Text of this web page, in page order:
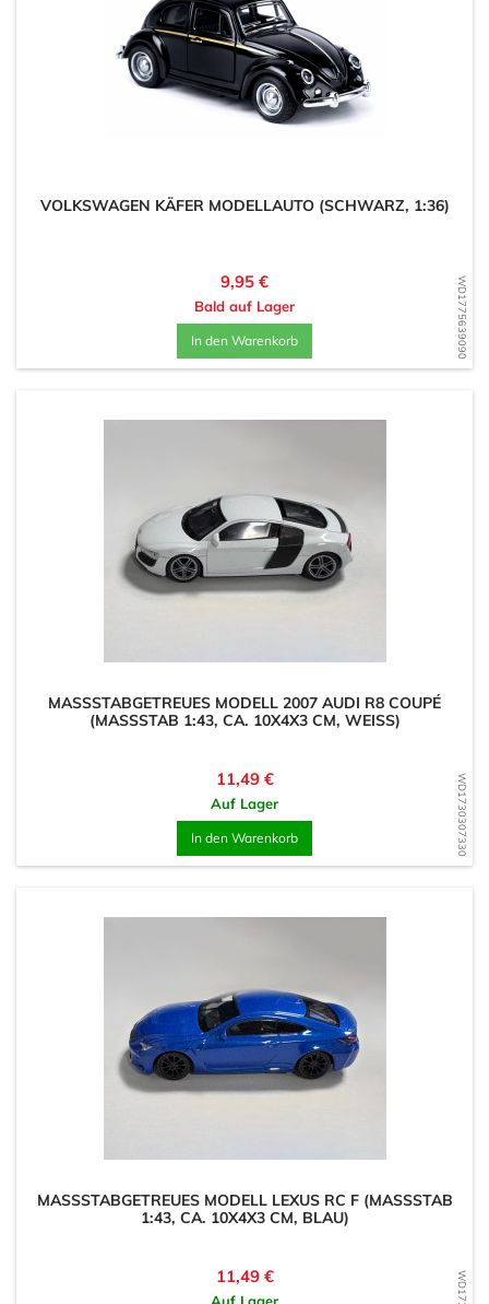
WD1775639090
VOLKSWAGEN KÄFER MODELLAUTO (SCHWARZ, 1:36)
Preis
9,95 €
Bald auf Lager
In den Warenkorb
WD1730307330
MASSSTABGETREUES MODELL 2007 AUDI R8 COUPÉ (
MASSSTAB 1:43, CA. 10X4X3 CM, WEISS)
Preis
11,49 €
Auf Lager
In den Warenkorb
MASSSTABGETREUES MODELL LEXUS RC F (MASSSTAB 1:
43, CA. 10X4X3 CM, BLAU)
Preis
11,49 €